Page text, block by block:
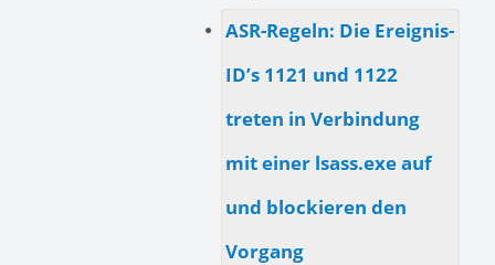
ASR-Regeln: Die Ereignis-
ID’s 1121 und 1122
treten in Verbindung
mit einer lsass.exe auf
und blockieren den
Vorgang